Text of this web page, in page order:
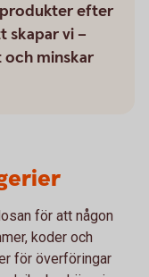
produkter efter
skapar vi –
och minskar
för att någon
koder och
för överföringar